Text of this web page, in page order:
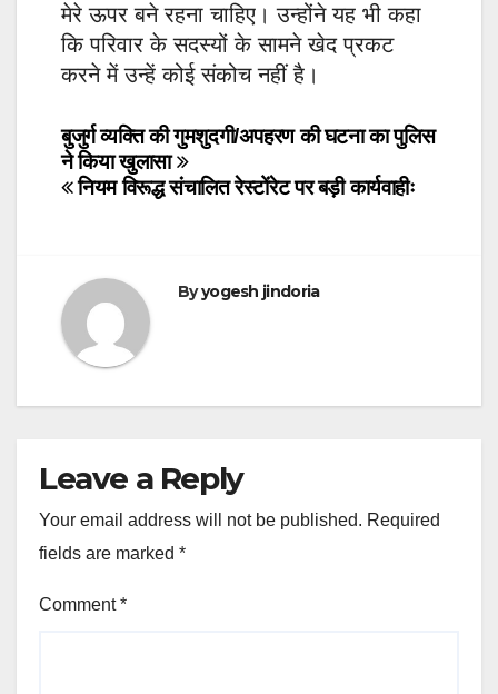
मेरे ऊपर बने रहना चाहिए। उन्होंने यह भी कहा
कि परिवार के सदस्यों के सामने खेद प्रकट
करने में उन्हें कोई संकोच नहीं है।
Post
navigation
बुजुर्ग व्यक्ति की गुमशुदगी/अपहरण की घटना का पुलिस
ने किया खुलासा
नियम विरूद्ध संचालित रेस्टोंरेट पर बड़ी कार्यवाहीः
Byyogesh jindoria
Leave a Reply
Your email address will not be published. Required
fields are marked *
Comment*